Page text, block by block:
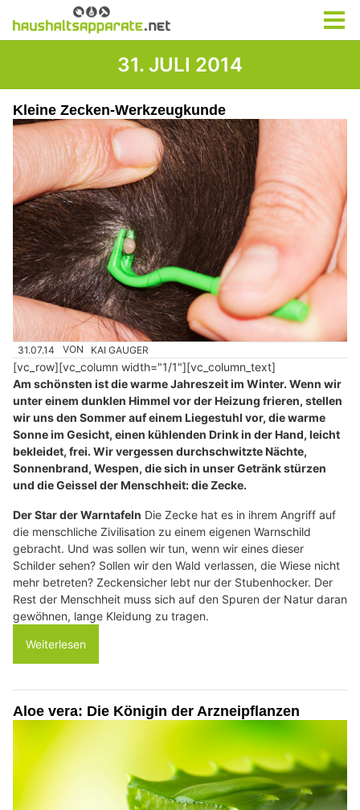
31. JULI 2014
Kleine Zecken-Werkzeugkunde
31.07.14 VON KAI GAUGER
[vc_row][vc_column width="1/1"][vc_column_text]
Am schönsten ist die warme Jahreszeit im Winter. Wenn wir
unter einem dunklen Himmel vor der Heizung frieren, stellen
wir uns den Sommer auf einem Liegestuhl vor, die warme
Sonne im Gesicht, einen kühlenden Drink in der Hand, leicht
bekleidet, frei. Wir vergessen durchschwitzte Nächte,
Sonnenbrand, Wespen, die sich in unser Getränk stürzen
und die Geissel der Menschheit: die Zecke.
Der Star der Warntafeln Die Zecke hat es in ihrem Angriff auf
die menschliche Zivilisation zu einem eigenen Warnschild
gebracht. Und was sollen wir tun, wenn wir eines dieser
Schilder sehen? Sollen wir den Wald verlassen, die Wiese nicht
mehr betreten? Zeckensicher lebt nur der Stubenhocker. Der
Rest der Menschheit muss sich auf den Spuren der Natur daran
gewöhnen, lange Kleidung zu tragen.
Weiterlesen
Aloe vera: Die Königin der Arzneipflanzen